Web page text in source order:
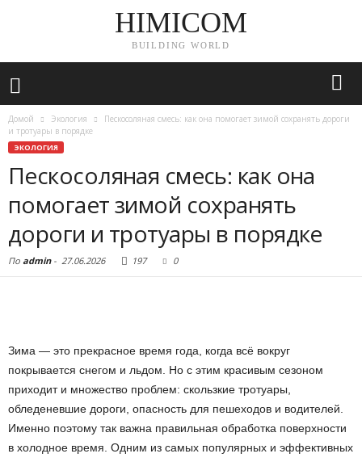
HIMICOM
BUILDING WORLD
Домой Экология
Пескосоляная смесь: как она помогает зимой сохранять дороги
и тротуары в порядке
ЭКОЛОГИЯ
Пескосоляная смесь: как она
помогает зимой сохранять
дороги и тротуары в порядке
По admin- 27.06.2026 197 0
Зима — это прекрасное время года, когда всё вокруг
покрывается снегом и льдом. Но с этим красивым сезоном
приходит и множество проблем: скользкие тротуары,
обледеневшие дороги, опасность для пешеходов и водителей.
Именно поэтому так важна правильная обработка поверхности
в холодное время. Одним из самых популярных и эффективных